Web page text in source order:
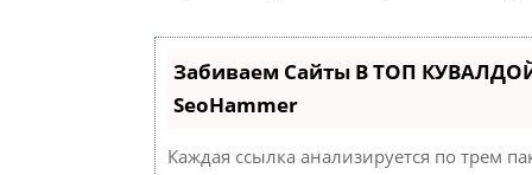
Забиваем Сайты В ТОП
SeoHammer
Каждая ссылка анализируется по трем